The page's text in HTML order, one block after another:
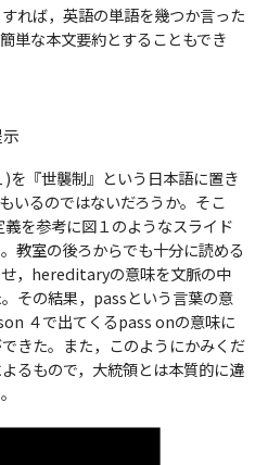
れば，英語の単語を幾つか言った
単な本文要約とすることもでき
『世襲制』という日本語に置き
いるのではないだろうか。そこ
を参考に図１のようなスライド
教室の後ろからでも十分に読める
，hereditaryの意味を文脈の中
その結果，passという言葉の意
４で出てくるpass onの意味に
きた。また，このようにかみくだ
るもので，大統領とは本質的に違